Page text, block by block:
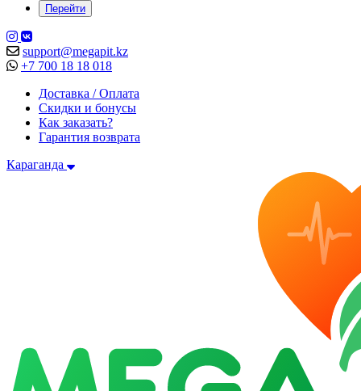
Перейти
support@megapit.kz
+7 700 18 18 018
Доставка / Оплата
Скидки и бонусы
Как заказать?
Гарантия возврата
Караганда